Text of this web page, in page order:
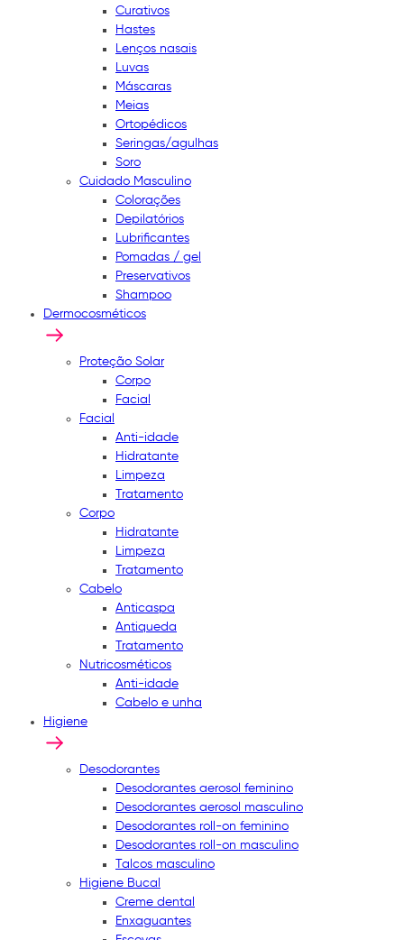
Curativos
Hastes
Lenços nasais
Luvas
Máscaras
Meias
Ortopédicos
Seringas/agulhas
Soro
Cuidado Masculino
Colorações
Depilatórios
Lubrificantes
Pomadas / gel
Preservativos
Shampoo
Dermocosméticos
Proteção Solar
Corpo
Facial
Facial
Anti-idade
Hidratante
Limpeza
Tratamento
Corpo
Hidratante
Limpeza
Tratamento
Cabelo
Anticaspa
Antiqueda
Tratamento
Nutricosméticos
Anti-idade
Cabelo e unha
Higiene
Desodorantes
Desodorantes aerosol feminino
Desodorantes aerosol masculino
Desodorantes roll-on feminino
Desodorantes roll-on masculino
Talcos masculino
Higiene Bucal
Creme dental
Enxaguantes